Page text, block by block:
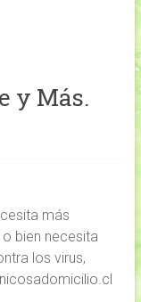
y Más.
más
bien necesita
los virus,